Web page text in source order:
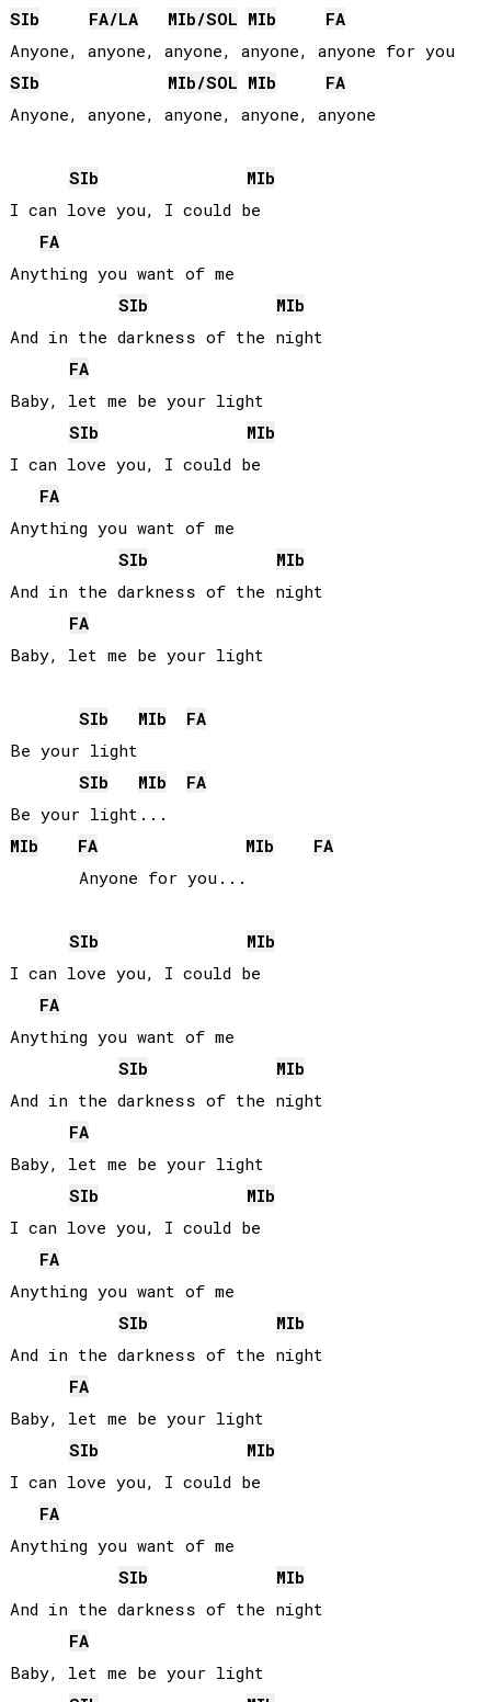
SIb
FA/LA MIb/SOL MIb
FA
SIb
MIb/SOL MIb
FA
Anyone, anyone, anyone, anyone, anyone
SIb
MIb
I can love you, I could be
FA
Anything you want of me
SIb
MIb
And in the darkness of the night
FA
Baby, let me be your light
SIb
MIb
I can love you, I could be
FA
Anything you want of me
SIb
MIb
And in the darkness of the night
FA
Baby, let me be your light
SIb MIb
FA
Be your light
SIb
MIb
FA
MIb
FA MIb
FA
       Anyone for you...
SIb
MIb
I can love you, I could be
FA
Anything you want of me
SIb
MIb
And in the darkness of the night
FA
Baby, let me be your light
SIb
MIb
I can love you, I could be
FA
Anything you want of me
SIb
MIb
And in the darkness of the night
FA
Baby, let me be your light
SIb
MIb
I can love you, I could be
FA
Anything you want of me
SIb
MIb
And in the darkness of the night
FA
Baby, let me be your light